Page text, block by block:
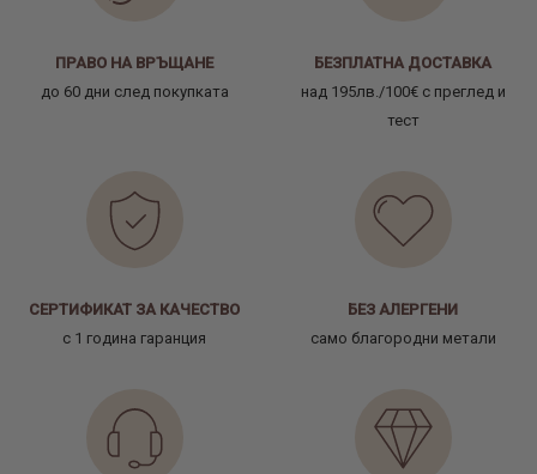
ПРАВО НА ВРЪЩАНЕ
до 60 дни след покупката
БЕЗПЛАТНА ДОСТАВКА
над 195лв./100€ с преглед и
тест
СЕРТИФИКАТ ЗА КАЧЕСТВО
с 1 година гаранция
БЕЗ АЛЕРГЕНИ
само благородни метали